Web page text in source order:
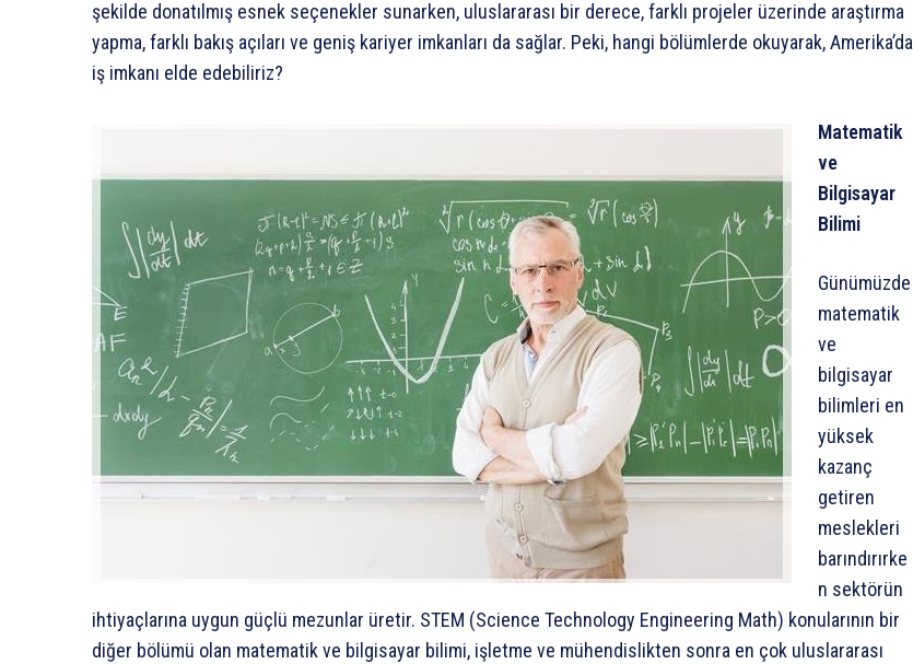
şekilde donatılmış esnek seçenekler sunarken, uluslararası bir derece, farklı projeler üzerinde araştırma
yapma, farklı bakış açıları ve geniş kariyer imkanları da sağlar. Peki, hangi bölümlerde okuyarak, Amerika’da
iş imkanı elde edebiliriz?
Matematik
ve
Bilgisayar
Bilimi
Günümüzde
matematik
ve
bilgisayar
bilimleri en
yüksek
kazanç
getiren
meslekleri
barındırırke
n sektörün
ihtiyaçlarına uygun güçlü mezunlar üretir. STEM (Science Technology Engineering Math) konularının bir
diğer bölümü olan matematik ve bilgisayar bilimi, işletme ve mühendislikten sonra en çok uluslararası